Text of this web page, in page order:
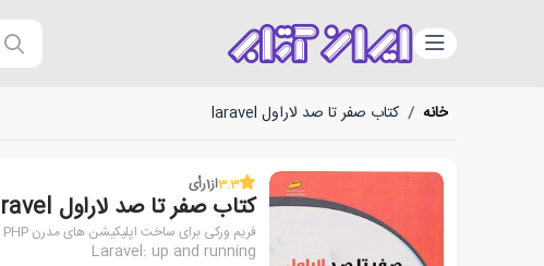
دسته‌بندی
خانه / کتاب صفر تا صد لاراول laravel
3.3از1رأی
کتاب صفر تا صد لاراول laravel
فریم ورکی برای ساخت اپلیکیشن های مدرن PHP
Laravel: up and running